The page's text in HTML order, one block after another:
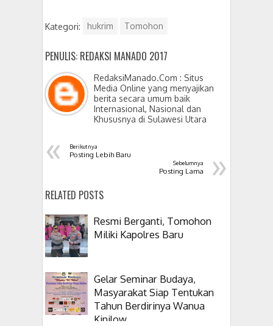
Kategori: hukrim Tomohon
PENULIS: REDAKSI MANADO 2017
RedaksiManado.Com : Situs
Media Online yang menyajikan
berita secara umum baik
Internasional, Nasional dan
Khususnya di Sulawesi Utara
« Berikutnya
Posting Lebih Baru »
Sebelumnya
Posting Lama
RELATED POSTS
Resmi Berganti, Tomohon
Miliki Kapolres Baru
Gelar Seminar Budaya,
Masyarakat Siap Tentukan
Tahun Berdirinya Wanua
Kinilow